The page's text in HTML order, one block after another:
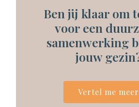
Ben jij klaar om
voor een
samenwerking
jouw
Vertel me meer